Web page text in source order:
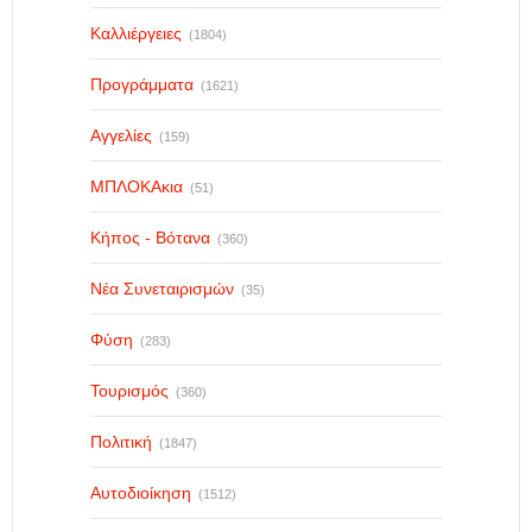
Καλλιέργειες (1804)
Προγράμματα (1621)
Αγγελίες (159)
ΜΠΛΟΚΑκια (51)
Κήπος - Βότανα (360)
Νέα Συνεταιρισμών (35)
Φύση (283)
Τουρισμός (360)
Πολιτική (1847)
Αυτοδιοίκηση (1512)